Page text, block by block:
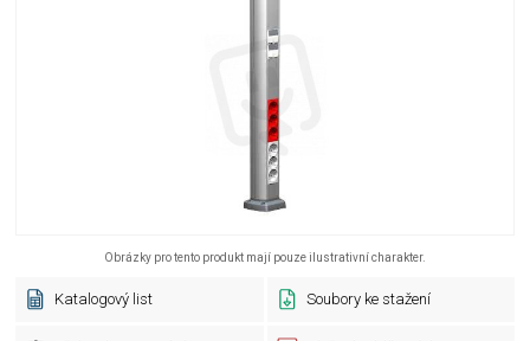
Obrázky pro tento produkt mají pouze ilustrativní charakter.
Katalogový list Soubory ke stažení